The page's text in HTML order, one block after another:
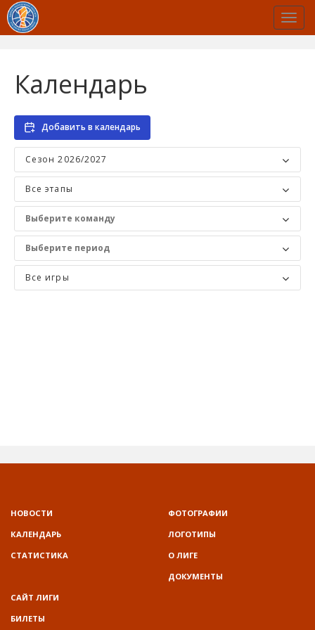
Календарь
Добавить в календарь
НОВОСТИ
КАЛЕНДАРЬ
СТАТИСТИКА
ФОТОГРАФИИ
ЛОГОТИПЫ
О ЛИГЕ
ДОКУМЕНТЫ
САЙТ ЛИГИ
БИЛЕТЫ